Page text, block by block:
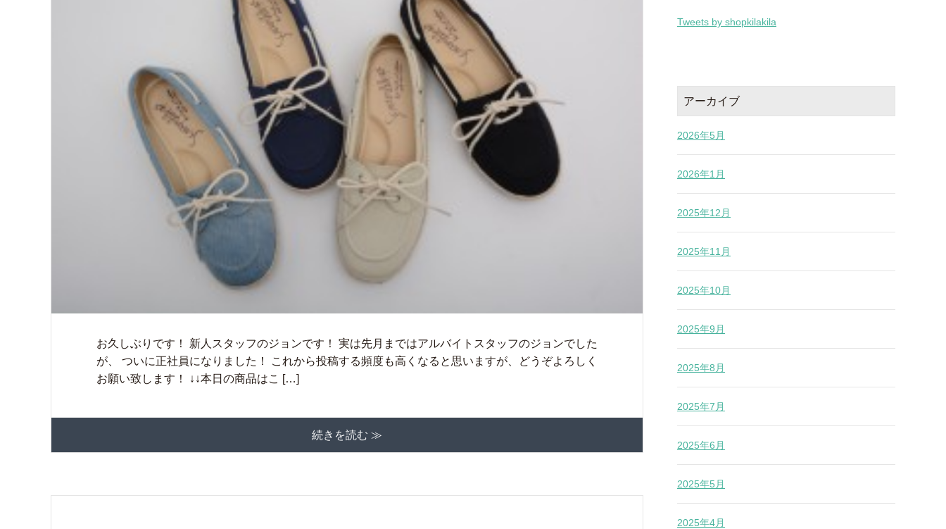
お久しぶりです！ 新人スタッフのジョンです！ 実は先月まではアルバイトスタッフのジョンでした
が、 ついに正社員になりました！ これから投稿する頻度も高くなると思いますが、どうぞよろしく
お願い致します！ ↓↓本日の商品はこ […]
続きを読む ≫
Tweets by shopkilakila
アーカイブ
2026年5月
2026年1月
2025年12月
2025年11月
2025年10月
2025年9月
2025年8月
2025年7月
2025年6月
2025年5月
2025年4月